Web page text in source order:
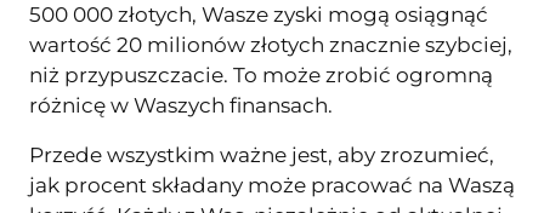
500 000 złotych, Wasze zyski mogą osiągnąć
wartość 20 milionów złotych znacznie szybciej,
niż przypuszczacie. To może zrobić ogromną
różnicę w Waszych finansach.
Przede wszystkim ważne jest, aby zrozumieć,
jak procent składany może pracować na Waszą